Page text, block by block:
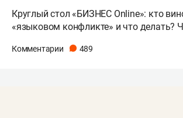
Круглый стол «БИЗНЕС Online»: кто
«языковом конфликте» и что делать?
Комментарии 489